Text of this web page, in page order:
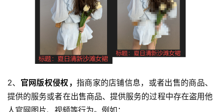
2、 官网版权侵权， 指商家的店铺信息，或者出售的商品、
提供的服务或者在出售商品、提供服务的过程中存在盗用他